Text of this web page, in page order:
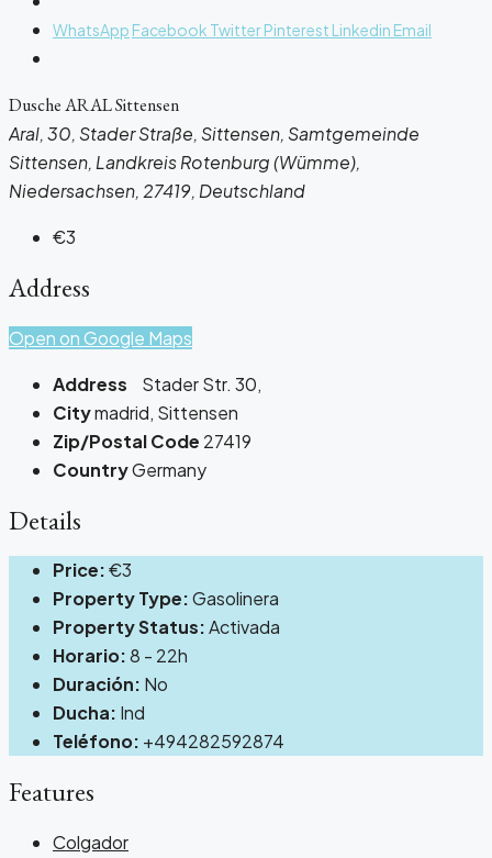
WhatsApp Facebook TwitterPinterest Linkedin Email
Dusche ARAL Sittensen
Aral, 30, Stader Straße, Sittensen, Samtgemeinde
Sittensen, Landkreis Rotenburg (Wümme),
Niedersachsen, 27419, Deutschland
€3
Address
Open on Google Maps
Address
Stader Str. 30,
Citymadrid, Sittensen
Zip/Postal Code 27419
CountryGermany
Details
Price:€3
Property Type:Gasolinera
Property Status:Activada
Horario:8 - 22h
Duración: No
Ducha: Ind
Teléfono: +494282592874
Features
Colgador